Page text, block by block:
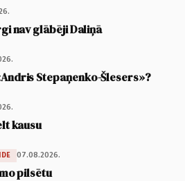
nav glābēji Daliņā
Stepaņenko-Šlesers»?
kausu
07.08.2026.
pilsētu